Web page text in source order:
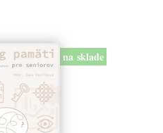
na sklade